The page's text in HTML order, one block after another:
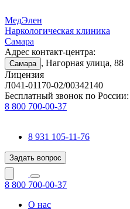
МедЭлен
Наркологическая клиника
Самара
Адрес контакт-центра:
Самара , Нагорная улица, 88
Лицензия
Л041-01170-02/00342140
Бесплатный звонок по России:
8 800 700-00-37
8 931 105-11-76
Задать вопрос
8 800 700-00-37
О нас